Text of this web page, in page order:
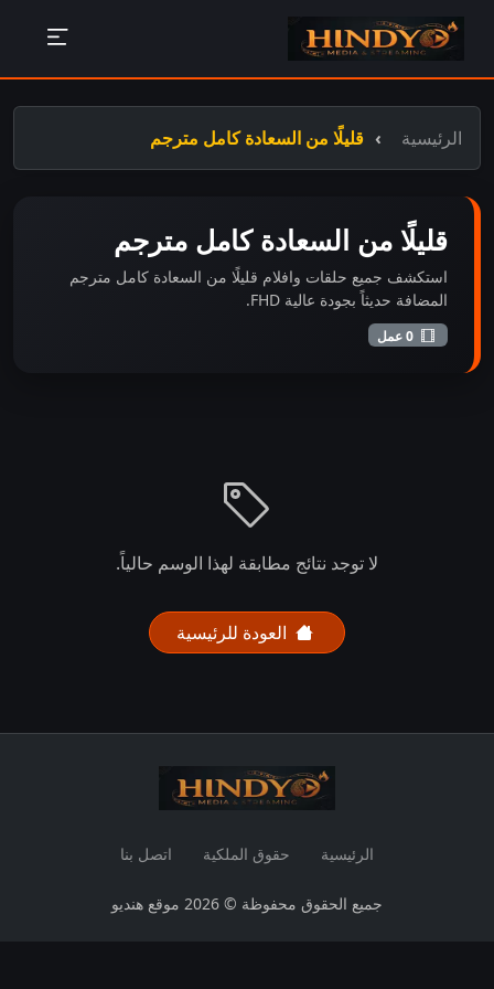
الرئيسية قليلًا من السعادة كامل مترجم
قليلًا من السعادة كامل مترجم
استكشف جميع حلقات وافلام قليلًا من السعادة كامل مترجم
المضافة حديثاً بجودة عالية FHD.
لا توجد نتائج مطابقة لهذا الوسم حالياً.
العودة للرئيسية
الرئيسية حقوق الملكية اتصل بنا
جميع الحقوق محفوظة © 2026 موقع هنديو